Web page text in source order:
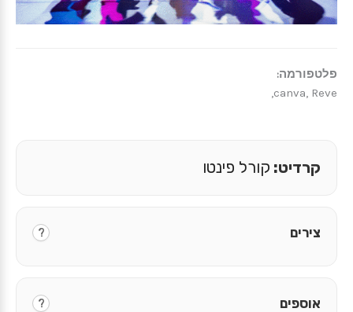
פלטפורמה:
canva, Reve,
קרדיט: קורל פינטו
צירים ?
אוספים ?